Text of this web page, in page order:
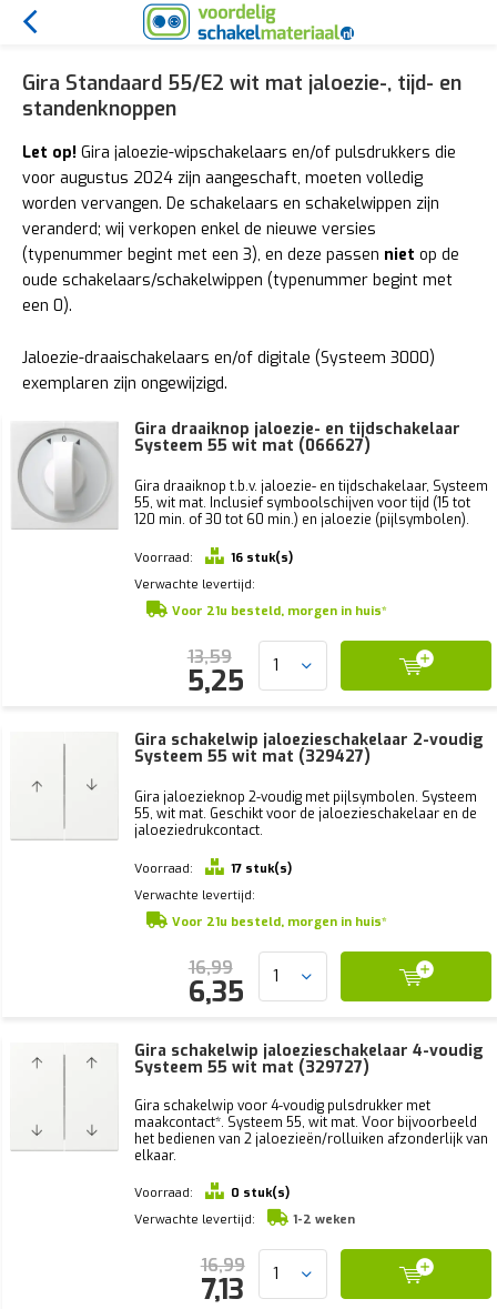
Gira Standaard 55/E2 wit mat jaloezie-, tijd- en
standenknoppen
Let op! Gira jaloezie-wipschakelaars en/of pulsdrukkers die
voor augustus 2024 zijn aangeschaft, moeten volledig
worden vervangen. De schakelaars en schakelwippen zijn
veranderd; wij verkopen enkel de nieuwe versies
(typenummer begint met een 3), en deze passen niet op de
oude schakelaars/schakelwippen (typenummer begint met
een 0).
Jaloezie-draaischakelaars en/of digitale (Systeem 3000)
exemplaren zijn ongewijzigd.
Gira draaiknop jaloezie- en tijdschakelaar
Systeem 55 wit mat (066627)
Gira draaiknop t.b.v. jaloezie- en tijdschakelaar, Systeem
55, wit mat. Inclusief symboolschijven voor tijd (15 tot
120 min. of 30 tot 60 min.) en jaloezie (pijlsymbolen).
Voorraad:
16 stuk(s)
Verwachte levertijd:
Voor 21u besteld, morgen in huis*
13,59
5,25
Gira schakelwip jaloezieschakelaar 2-voudig
Systeem 55 wit mat (329427)
Gira jaloezieknop 2-voudig met pijlsymbolen. Systeem
55, wit mat. Geschikt voor de jaloezieschakelaar en de
jaloeziedrukcontact.
Voorraad:
17 stuk(s)
Verwachte levertijd:
Voor 21u besteld, morgen in huis*
16,99
6,35
Gira schakelwip jaloezieschakelaar 4-voudig
Systeem 55 wit mat (329727)
Gira schakelwip voor 4-voudig pulsdrukker met
maakcontact*. Systeem 55, wit mat. Voor bijvoorbeeld
het bedienen van 2 jaloezieën/rolluiken afzonderlijk van
elkaar.
Voorraad:
0 stuk(s)
Verwachte levertijd:
1-2 weken
16,99
7,13